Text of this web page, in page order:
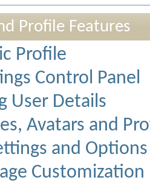
Profile Features
Profile
Control Panel
User Details
Avatars and
and Options
Customization